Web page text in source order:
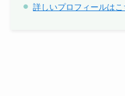
詳しいプロフィールはこ